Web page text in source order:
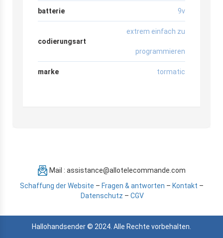
batterie 9v
codierungsart
extrem einfach zu
programmieren
marke tormatic
Mail : assistance@allotelecommande.com
Schaffung der Website – Fragen & antworten – Kontakt –
Datenschutz – CGV
Hallohandsender © 2024. Alle Rechte vorbehalten.